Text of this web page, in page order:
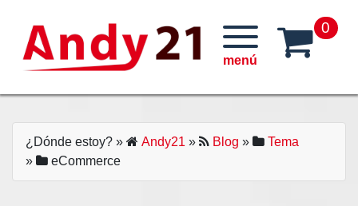
content
0
¿Dónde estoy? » Andy21 » Blog »
Tema
»
eCommerce